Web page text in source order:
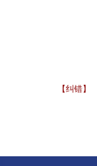
【纠错】